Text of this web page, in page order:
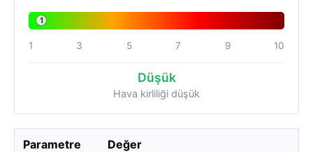
1
1 3 5 7 9 10
Düşük
Hava kirliliği düşük
Parametre Değer